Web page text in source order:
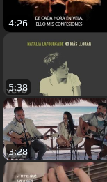
4:26
5:38
3:28